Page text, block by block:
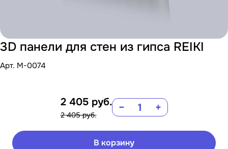
3D панели для стен из гипса REIKI
Арт. M-0074
2 405 руб.
2 405 руб.
− +
В корзину